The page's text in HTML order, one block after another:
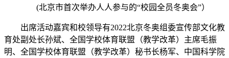
(北京市首次举办人人参与的“校园全员冬奥会”）
出席活动嘉宾和校领导有2022北京冬奥组委宣传部文化教
育处副处长孙斌、全国学校体育联盟（教学改革）主席毛振
明、全国学校体育联盟（教学改革）秘书长杨军、中国科学院